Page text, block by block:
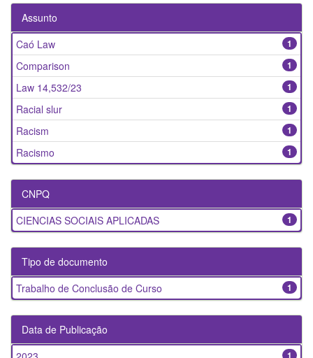
Assunto
1
Caó Law
1
Comparison
1
Law 14,532/23
1
Racial slur
1
Racism
1
Racismo
CNPQ
1
CIENCIAS SOCIAIS APLICADAS
Tipo de documento
1
Trabalho de Conclusão de Curso
Data de Publicação
1